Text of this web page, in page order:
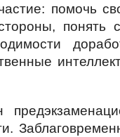
помочь
понять